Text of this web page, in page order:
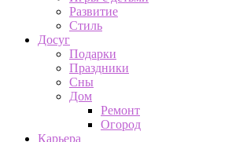
Развитие
Стиль
Досуг
Подарки
Праздники
Сны
Дом
Ремонт
Огород
Карьера